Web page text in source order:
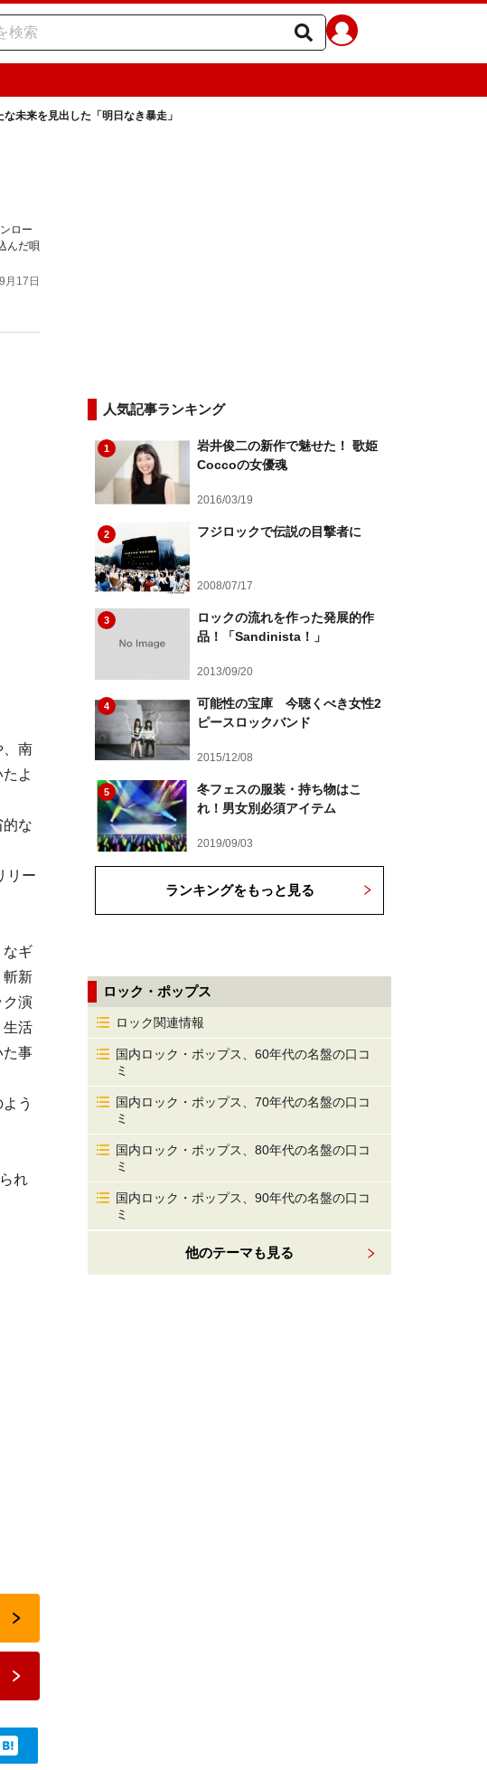
な未来を見出した「明日なき暴走」
ロー
んだ唄
月17日
、南
よ
な
リー
なギ
斬新
ク演
生活
た事
う
れ
人気記事ランキング
1
岩井俊二の新作で魅せた！ 歌姫
Coccoの女優魂
2016/03/19
2 フジロックで伝説の目撃者に
2008/07/17
3
ロックの流れを作った発展的作
品！「Sandinista！」
2013/09/20
4
可能性の宝庫 今聴くべき女性2
ピースロックバンド
2015/12/08
5
冬フェスの服装・持ち物はこ
れ！男女別必須アイテム
2019/09/03
ランキングをもっと見る
ロック・ポップス
ロック関連情報
国内ロック・ポップス、60年代の名盤の口コ
ミ
国内ロック・ポップス、70年代の名盤の口コ
ミ
国内ロック・ポップス、80年代の名盤の口コ
ミ
国内ロック・ポップス、90年代の名盤の口コ
ミ
他のテーマも見る